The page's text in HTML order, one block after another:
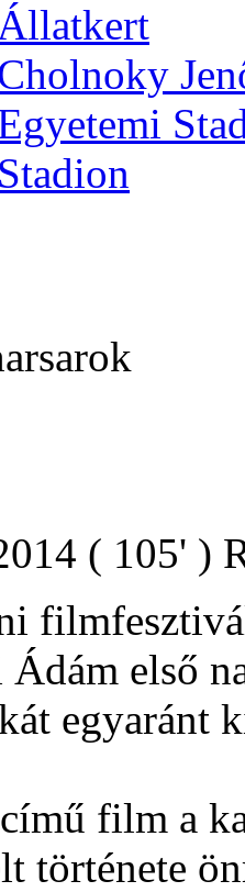
( 105' )
Ádám első
egyaránt
film a
története